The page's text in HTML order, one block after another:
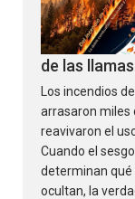
de las
Los incendios
arrasaron miles
reavivaron el
Cuando el
determinan qué
ocultan, la